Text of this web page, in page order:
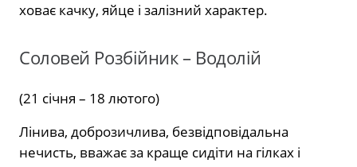
ховає качку, яйце і залізний характер.
Соловей Розбійник – Водолій
(21 січня – 18 лютого)
Лінива, доброзичлива, безвідповідальна
нечисть, вважає за краще сидіти на гілках і